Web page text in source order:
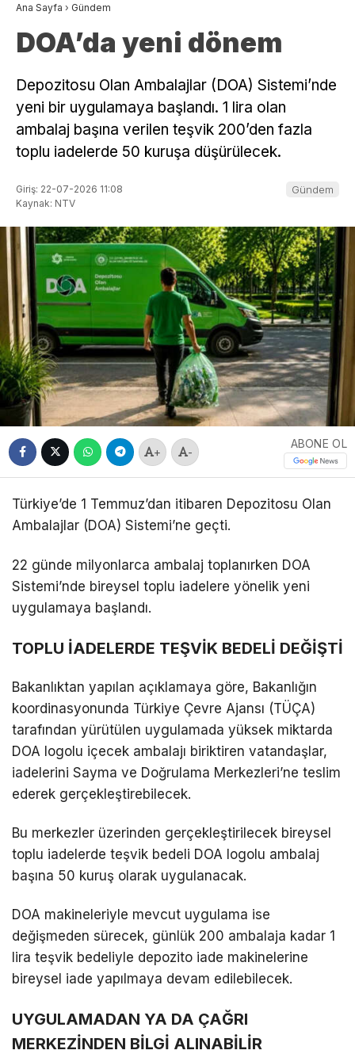
Ana Sayfa › Gündem
DOA’da yeni dönem
Depozitosu Olan Ambalajlar (DOA) Sistemi’nde
yeni bir uygulamaya başlandı. 1 lira olan
ambalaj başına verilen teşvik 200’den fazla
toplu iadelerde 50 kuruşa düşürülecek.
Giriş: 22-07-2026 11:08
Kaynak: NTV
Gündem
+ -
ABONE OL
Türkiye’de 1 Temmuz’dan itibaren Depozitosu Olan
Ambalajlar (DOA) Sistemi’ne geçti.
22 günde milyonlarca ambalaj toplanırken DOA
Sistemi’nde bireysel toplu iadelere yönelik yeni
uygulamaya başlandı.
TOPLU İADELERDE TEŞVİK BEDELİ DEĞİŞTİ
Bakanlıktan yapılan açıklamaya göre, Bakanlığın
koordinasyonunda Türkiye Çevre Ajansı (TÜÇA)
tarafından yürütülen uygulamada yüksek miktarda
DOA logolu içecek ambalajı biriktiren vatandaşlar,
iadelerini Sayma ve Doğrulama Merkezleri’ne teslim
ederek gerçekleştirebilecek.
Bu merkezler üzerinden gerçekleştirilecek bireysel
toplu iadelerde teşvik bedeli DOA logolu ambalaj
başına 50 kuruş olarak uygulanacak.
DOA makineleriyle mevcut uygulama ise
değişmeden sürecek, günlük 200 ambalaja kadar 1
lira teşvik bedeliyle depozito iade makinelerine
bireysel iade yapılmaya devam edilebilecek.
UYGULAMADAN YA DA ÇAĞRI
MERKEZİNDEN BİLGİ ALINABİLİR